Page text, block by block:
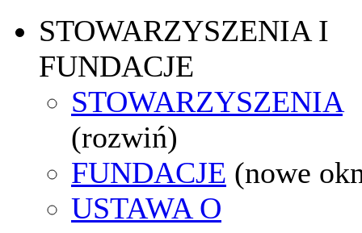
STOWARZYSZENIA I
FUNDACJE
STOWARZYSZENIA
(rozwiń)
FUNDACJE (nowe
USTAWA O